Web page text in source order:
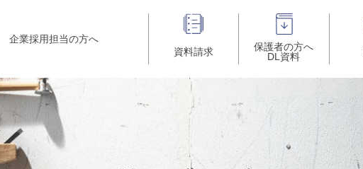
企業採用担当の方へ
資料請求
保護者の方へ
DL資料